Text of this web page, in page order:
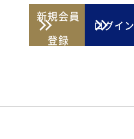
新規会員
登録
ログイン